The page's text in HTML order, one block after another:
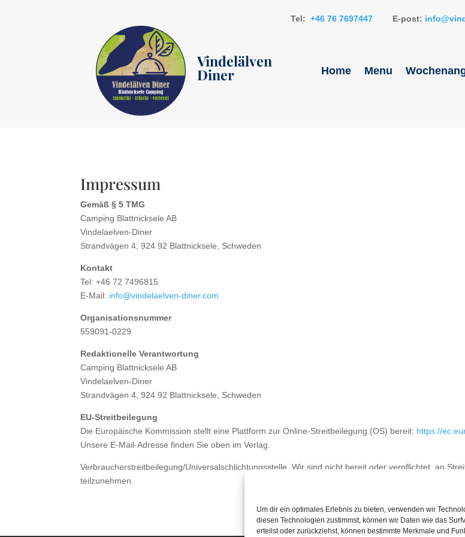
Um dir ein optimales Erlebnis zu bieten, verwenden wir
diesen Technologien zustimmst, können wir Daten wie das
erteilst oder zurückziehst, können bestimmte Merkmale und
Tel: +46 76 7697447 E-post:
Vindelälven
Diner Home Menu
Impressum
Gemäß § 5 TMG
Camping Blattnicksele AB
Vindelaelven-Diner
Strandvägen 4, 924 92 Blattnicksele, Schweden
Kontakt
Tel: +46 72 7496815
E-Mail: info@vindelaelven-diner.com
Organisationsnummer
​559091-0229
Redaktionelle Verantwortung
Camping Blattnicksele AB
Vindelaelven-Diner
Strandvägen 4, 924 92 Blattnicksele, Schweden
EU-Streitbeilegung
​Die Europäische Kommission stellt eine Plattform zur Online-Streitbeilegung (OS) bereit: https://
Unsere E-Mail-Adresse finden Sie oben im Verlag.
Verbraucherstreitbeilegung/Universalschlichtungsstelle. Wir sind nicht bereit oder verpflichtet, an
teilzunehmen.